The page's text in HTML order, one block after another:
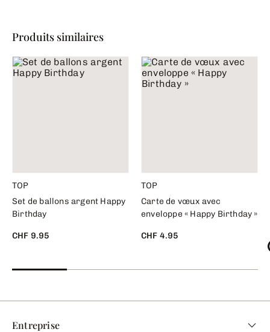
Produits similaires
TOP
Set de ballons argent Happy
Birthday
CHF 9.95
TOP
Carte de vœux avec
enveloppe « Happy Birthday »
CHF 4.95
Entreprise